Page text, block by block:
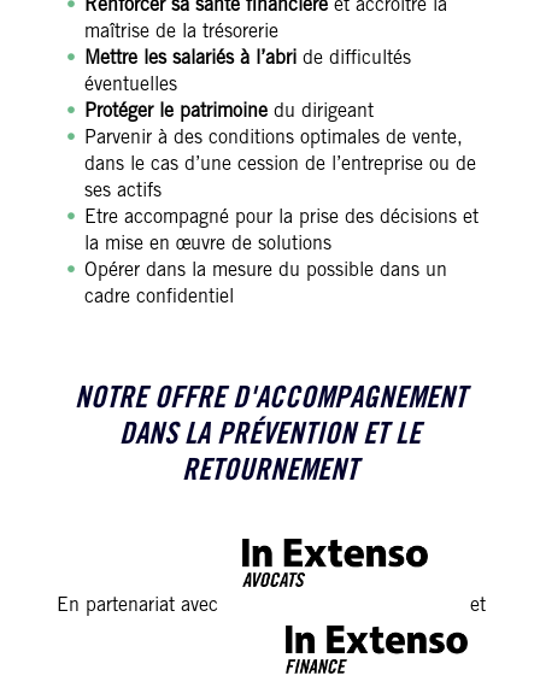
Renforcer sa santé financière et accroître la
maîtrise de la trésorerie
Mettre les salariés à l’abri de difficultés
éventuelles
Protéger le patrimoine du dirigeant
Parvenir à des conditions optimales de vente,
dans le cas d’une cession de l’entreprise ou de
ses actifs
Etre accompagné pour la prise des décisions et
la mise en œuvre de solutions
Opérer dans la mesure du possible dans un
cadre confidentiel
NOTRE OFFRE D'ACCOMPAGNEMENT
DANS LA PRÉVENTION ET LE
RETOURNEMENT
En partenariat avec et